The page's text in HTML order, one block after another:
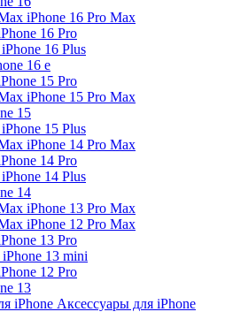
iPhone 16 Pro Max
16 Pro
iPhone 16 Plus
16 e
15 Pro
iPhone 15 Pro Max
15
iPhone 15 Plus
iPhone 14 Pro Max
14 Pro
iPhone 14 Plus
14
iPhone 13 Pro Max
iPhone 12 Pro Max
13 Pro
iPhone 13 mini
12 Pro
13
Аксессуары для iPhone